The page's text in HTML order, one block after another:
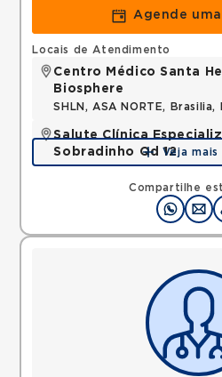
Agende
Compartilhe
Locais de Atendimento
Centro Médico Santa
Biosphere
SHLN, ASA NORTE,
Salute Clínica
Sobradinho Qd 12
QUADRA, SOBRADINHO,
Veja mais